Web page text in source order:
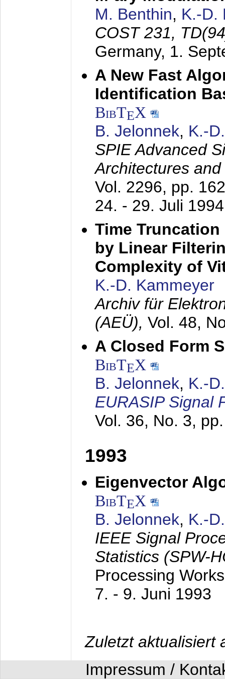
M. Benthin, K.-D.
COST 231,
Germany, 1.
A New Fast
Identification
BibTEX
B. Jelonnek, K.-
SPIE Advanced
Architectures
Vol. 2296, pp.
24. - 29. Juli 1994
Time
by Linear
Complexity of
K.-D. Kammeyer
Archiv für
(AEÜ), Vol. 48,
A Closed Form
BibTEX
B. Jelonnek, K.-
EURASIP Signal
Vol. 36, No. 3,
1993
Eigenvector
BibTEX
B. Jelonnek, K.-
IEEE Signal
Statistics (SPW-
Processing
7. - 9. Juni 1993
Zuletzt aktualisiert
Impressum /